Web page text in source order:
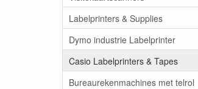
Labelprinters & Supplies
Dymo industrie Labelprinter
Casio Labelprinters & Tapes
Bureaurekenmachines met telrol